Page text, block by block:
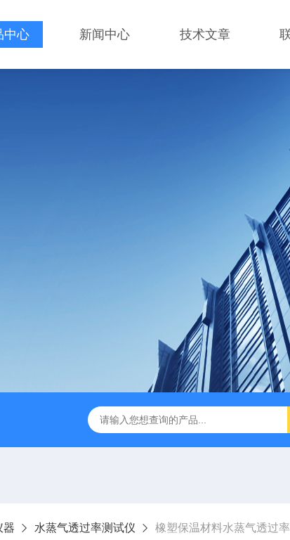
中心 新闻中心 技术文章
成仪器 密封测漏仪 密封检测设备
器 水蒸气透过率测试仪 橡塑保温材料水蒸气透过